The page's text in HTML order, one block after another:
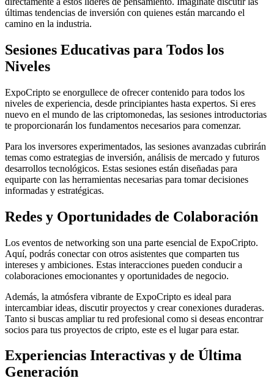
últimas tendencias de inversión con quienes están marcando el
camino en la industria.
Sesiones Educativas para Todos los
Niveles
ExpoCripto se enorgullece de ofrecer contenido para todos los
niveles de experiencia, desde principiantes hasta expertos. Si eres
nuevo en el mundo de las criptomonedas, las sesiones introductorias
te proporcionarán los fundamentos necesarios para comenzar.
Para los inversores experimentados, las sesiones avanzadas cubrirán
temas como estrategias de inversión, análisis de mercado y futuros
desarrollos tecnológicos. Estas sesiones están diseñadas para
equiparte con las herramientas necesarias para tomar decisiones
informadas y estratégicas.
Redes y Oportunidades de Colaboración
Los eventos de networking son una parte esencial de ExpoCripto.
Aquí, podrás conectar con otros asistentes que comparten tus
intereses y ambiciones. Estas interacciones pueden conducir a
colaboraciones emocionantes y oportunidades de negocio.
Además, la atmósfera vibrante de ExpoCripto es ideal para
intercambiar ideas, discutir proyectos y crear conexiones duraderas.
Tanto si buscas ampliar tu red profesional como si deseas encontrar
socios para tus proyectos de cripto, este es el lugar para estar.
Experiencias Interactivas y de Última
Generación